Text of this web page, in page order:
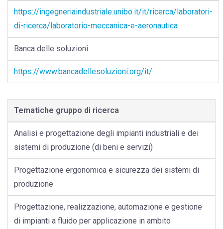
https://ingegneriaindustriale.unibo.it/it/ricerca/laboratori-
di-ricerca/laboratorio-meccanica-e-aeronautica
Banca delle soluzioni
https://www.bancadellesoluzioni.org/it/
Tematiche gruppo di ricerca
Analisi e progettazione degli impianti industriali e dei
sistemi di produzione (di beni e servizi)
Progettazione ergonomica e sicurezza dei sistemi di
produzione
Progettazione, realizzazione, automazione e gestione
di impianti a fluido per applicazione in ambito